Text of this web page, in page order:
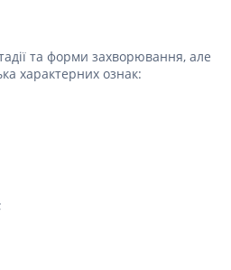
та форми захворювання, але
характерних ознак: